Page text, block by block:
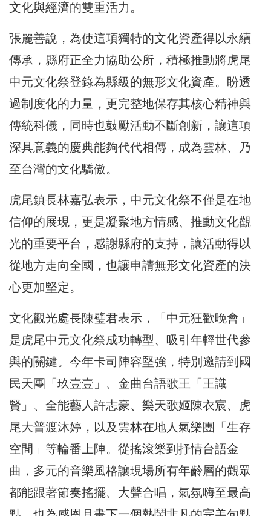
文化與經濟的雙重活力。
張麗善說，為使這項獨特的文化資產得以永續
傳承，縣府正全力協助公所，積極推動將虎尾
中元文化祭登錄為縣級的無形文化資產。盼透
過制度化的力量，更完整地保存其核心精神與
傳統科儀，同時也鼓勵活動不斷創新，讓這項
深具意義的慶典能夠代代相傳，成為雲林、乃
至台灣的文化驕傲。
虎尾鎮長林嘉弘表示，中元文化祭不僅是在地
信仰的展現，更是凝聚地方情感、推動文化觀
光的重要平台，感謝縣府的支持，讓活動得以
從地方走向全國，也讓申請無形文化資產的決
心更加堅定。
文化觀光處長陳璧君表示，「中元狂歡晚會」
是虎尾中元文化祭成功轉型、吸引年輕世代參
與的關鍵。今年卡司陣容堅強，特別邀請到國
民天團「玖壹壹」、金曲台語歌王「王識
賢」、全能藝人許志豪、樂天歌姬陳衣宸、虎
尾大普渡沐婷，以及雲林在地人氣樂團「生存
空間」等輪番上陣。從搖滾樂到抒情台語金
曲，多元的音樂風格讓現場所有年齡層的觀眾
都能跟著節奏搖擺、大聲合唱，氣氛嗨至最高